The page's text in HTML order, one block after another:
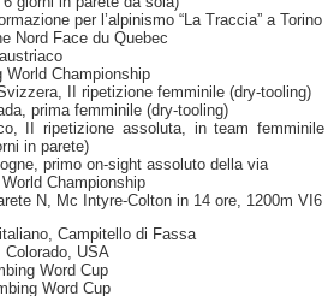
per l’alpinismo “La Traccia” a Torino
Nord Face du Quebec
Championship
II ripetizione femminile (dry-tooling)
prima femminile (dry-tooling)
II ripetizione assoluta, in team femminile
in parete)
primo on-sight assoluto della via
Championship
N, Mc Intyre-Colton in 14 ore, 1200m VI6
Campitello di Fassa
USA
Word Cup
Word Cup